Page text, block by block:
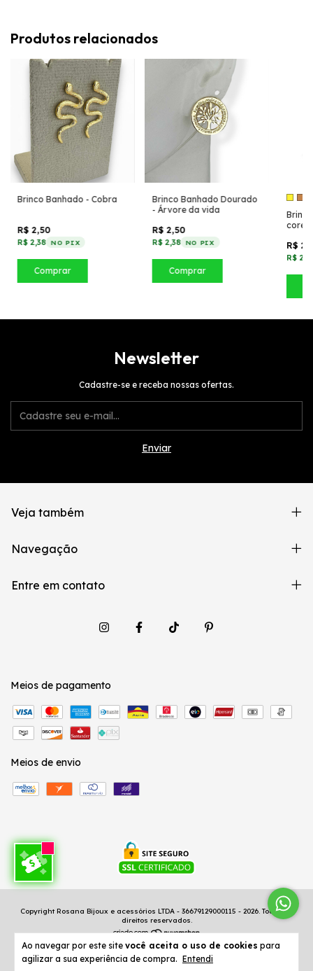
Ao navegar por este site você aceita o uso de cookies para
agilizar a sua experiência de compra. Entendi
Produtos relacionados
Brinco Banhado - Cobra
R$ 2,50
R$ 2,38 NO PIX
Comprar
Brinco Banhado Dourado
- Árvore da vida
R$ 2,50
R$ 2,38 NO PIX
Comprar
cores)
R$
R$
Newsletter
Cadastre-se e receba nossas ofertas.
Veja também
Navegação
Entre em contato
Meios de pagamento
Meios de envio
Copyright Rosana Bijoux e acessórios LTDA - 36679129000115 - 2026. Todos os
direitos reservados.